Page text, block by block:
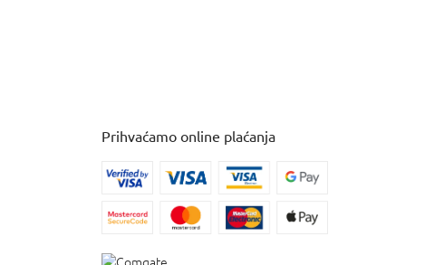
Prihvaćamo online plaćanja